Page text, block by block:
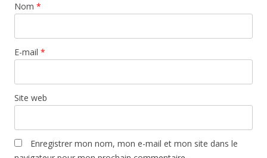
Nom *
E-mail *
Site web
Enregistrer mon nom, mon e-mail et mon site dans le